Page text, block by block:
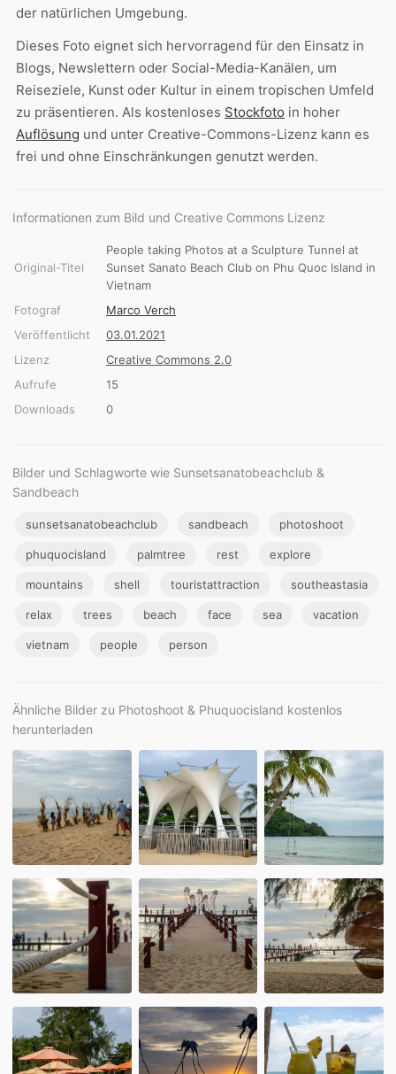
der natürlichen Umgebung.
Dieses Foto eignet sich hervorragend für den Einsatz in
Blogs, Newslettern oder Social-Media-Kanälen, um
Reiseziele, Kunst oder Kultur in einem tropischen Umfeld
zu präsentieren. Als kostenloses Stockfoto in hoher
Auflösung und unter Creative-Commons-Lizenz kann es
frei und ohne Einschränkungen genutzt werden.
Informationen zum Bild und Creative Commons Lizenz
Original-Titel
People taking Photos at a Sculpture Tunnel at
Sunset Sanato Beach Club on Phu Quoc Island in
Vietnam
Fotograf
Marco Verch
Veröffentlicht
03.01.2021
Lizenz
Creative Commons 2.0
Aufrufe
15
Downloads
0
Bilder und Schlagworte wie Sunsetsanatobeachclub &
Sandbeach
sunsetsanatobeachclub sandbeach photoshoot
phuquocisland palmtree rest explore
mountains shell touristattraction southeastasia
relax trees beach face sea vacation
vietnam people person
Ähnliche Bilder zu Photoshoot & Phuquocisland kostenlos
herunterladen